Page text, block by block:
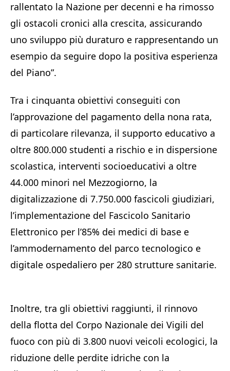
rallentato la Nazione per decenni e ha rimosso
gli ostacoli cronici alla crescita, assicurando
uno sviluppo più duraturo e rappresentando un
esempio da seguire dopo la positiva esperienza
del Piano”.
Tra i cinquanta obiettivi conseguiti con
l’approvazione del pagamento della nona rata,
di particolare rilevanza, il supporto educativo a
oltre 800.000 studenti a rischio e in dispersione
scolastica, interventi socioeducativi a oltre
44.000 minori nel Mezzogiorno, la
digitalizzazione di 7.750.000 fascicoli giudiziari,
l’implementazione del Fascicolo Sanitario
Elettronico per l’85% dei medici di base e
l’ammodernamento del parco tecnologico e
digitale ospedaliero per 280 strutture sanitarie.
Inoltre, tra gli obiettivi raggiunti, il rinnovo
della flotta del Corpo Nazionale dei Vigili del
fuoco con più di 3.800 nuovi veicoli ecologici, la
riduzione delle perdite idriche con la